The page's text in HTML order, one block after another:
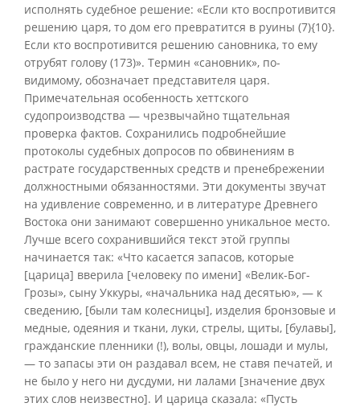
исполнять судебное решение: «Если кто воспротивится
решению царя, то дом его превратится в руины (7){10}.
Если кто воспротивится решению сановника, то ему
отрубят голову (173)». Термин «сановник», по-
видимому, обозначает представителя царя.
Примечательная особенность хеттского
судопроизводства — чрезвычайно тщательная
проверка фактов. Сохранились подробнейшие
протоколы судебных допросов по обвинениям в
растрате государственных средств и пренебрежении
должностными обязанностями. Эти документы звучат
на удивление современно, и в литературе Древнего
Востока они занимают совершенно уникальное место.
Лучше всего сохранившийся текст этой группы
начинается так: «Что касается запасов, которые
[царица] вверила [человеку по имени] «Велик-Бог-
Грозы», сыну Уккуры, «начальника над десятью», — к
сведению, [были там колесницы], изделия бронзовые и
медные, одеяния и ткани, луки, стрелы, щиты, [булавы],
гражданские пленники (!), волы, овцы, лошади и мулы,
— то запасы эти он раздавал всем, не ставя печатей, и
не было у него ни дусдуми, ни лалами [значение двух
этих слов неизвестно]. И царица сказала: «Пусть